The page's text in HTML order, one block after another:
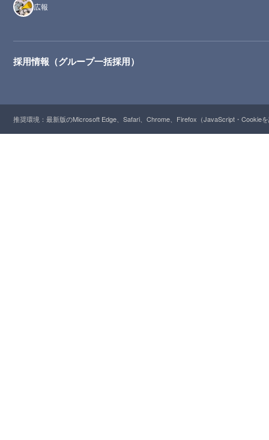
広報
採用情報（グループ一括採用）
推奨環境：最新版のMicrosoft Edge、Safari、Chrome、Firefox（JavaScript・Cookie